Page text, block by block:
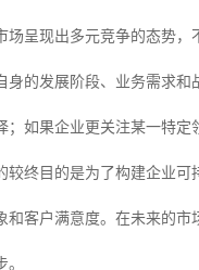
场呈现出多元竞争的态势
身的发展阶段、业务需求
；如果企业更关注某一特
较终目的是为了构建企业
和客户满意度。在未来的